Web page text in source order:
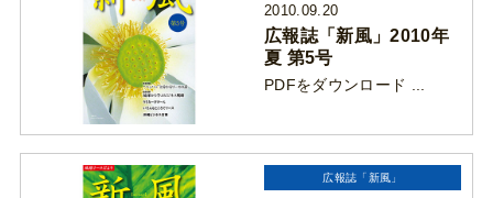
2010.09.20
広報誌「新風」2010年
夏 第5号
PDFをダウンロード ...
広報誌「新風」